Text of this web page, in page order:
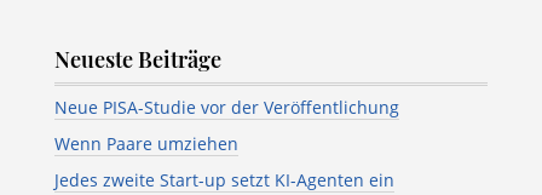
Neueste Beiträge
Neue PISA-Studie vor der Veröffentlichung
Wenn Paare umziehen
Jedes zweite Start-up setzt KI-Agenten ein